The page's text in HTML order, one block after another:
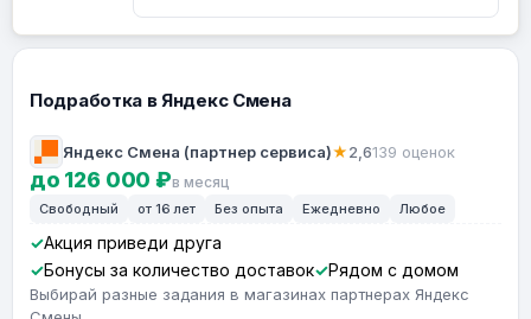
Подработка в Яндекс Смена
Яндекс Смена (партнер сервиса)★2,6139 оценок
до 126 000 ₽в месяц
Свободный от 16 лет Без опыта Ежедневно Любое
Акция приведи друга
Бонусы за количество доставок
Рядом с домом
Выбирай разные задания в магазинах партнерах Яндекс